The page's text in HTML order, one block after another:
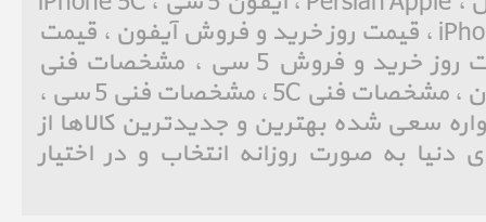
، قیمت روز خرید و فروش iPhone ، قیمت روز خرید و فروش آیفون ، قیمت
روز خرید و فروش 5C ، قیمت روز خرید و فروش 5 سی ، مشخصات فنی
iPhone ، مشخصات فنی آیفون ، مشخصات فنی 5C ، مشخصات فنی 5 سی ،
سعی شده بهترین و جدیدترین کالاها از
دنیا به صورت روزانه انتخاب و در اختیار